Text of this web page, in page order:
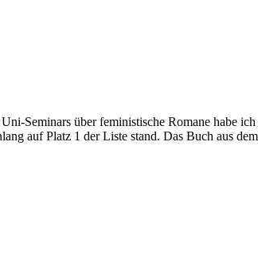
Seminars über feministische Romane habe
auf Platz 1 der Liste stand. Das Buch aus